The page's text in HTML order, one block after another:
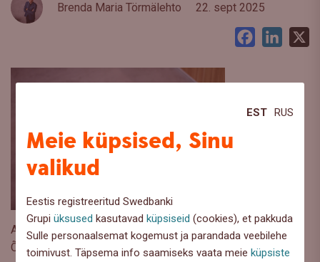
EST RUS
Meie küpsised, Sinu
valikud
Eestis registreeritud Swedbanki
Grupiüksused kasutavadküpsiseid (cookies), et pakkuda
Sulle personaalsemat kogemust ja parandada veebilehe
toimivust. Täpsema info saamiseks vaata meieküpsiste
Brenda Maria Törmälehto 22. sept 2025
Facebook
Autor: Jake Farra
Õigused kuni 31.12.2075